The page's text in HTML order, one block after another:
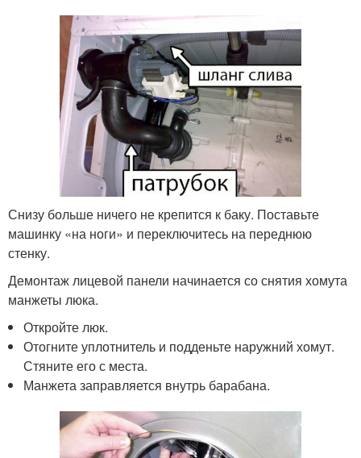
Снизу больше ничего не крепится к баку. Поставьте
машинку «на ноги» и переключитесь на переднюю
стенку.
Демонтаж лицевой панели начинается со снятия хомута
манжеты люка.
Откройте люк.
Отогните уплотнитель и подденьте наружний хомут.
Стяните его с места.
Манжета заправляется внутрь барабана.